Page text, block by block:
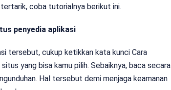
coba tutorialnya berikut ini.
penyedia aplikasi
tersebut, cukup ketikkan kata kunci Cara
yang bisa kamu pilih. Sebaiknya, baca secara
Hal tersebut demi menjaga keamanan